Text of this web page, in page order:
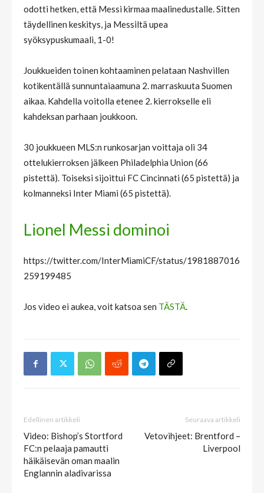
odotti hetken, että Messi kirmaa maalinedustalle. Sitten
täydellinen keskitys, ja Messiltä upea
syöksypuskumaali, 1-0!
Joukkueiden toinen kohtaaminen pelataan Nashvillen
kotikentällä sunnuntaiaamuna 2. marraskuuta Suomen
aikaa. Kahdella voitolla etenee 2. kierrokselle eli
kahdeksan parhaan joukkoon.
30 joukkueen MLS:n runkosarjan voittaja oli 34
ottelukierroksen jälkeen Philadelphia Union (66
pistettä). Toiseksi sijoittui FC Cincinnati (65 pistettä) ja
kolmanneksi Inter Miami (65 pistettä).
Lionel Messi dominoi
https://twitter.com/InterMiamiCF/status/1981887016
259199485
Jos video ei aukea, voit katsoa sen TÄSTÄ.
Edellinen artikkeli
Video: Bishop’s Stortford
FC:n pelaaja pamautti
häikäisevän oman maalin
Englannin aladivarissa
Seuraava artikkeli
Vetovihjeet: Brentford –
Liverpool